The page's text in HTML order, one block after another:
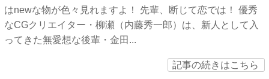
はnewな物が色々見れますよ！ 先輩、断じて恋では！ 優秀
なCGクリエイター・柳瀬（内藤秀一郎）は、新人として入
ってきた無愛想な後輩・金田...
記事の続きはこちら